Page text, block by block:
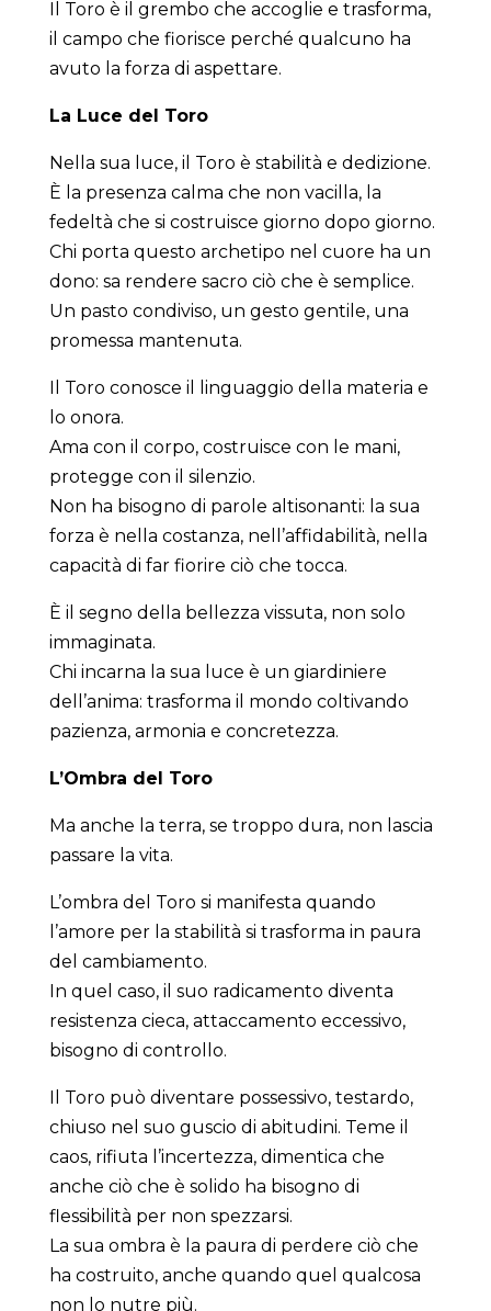
Il Toro è il grembo che accoglie e trasforma,
il campo che fiorisce perché qualcuno ha
avuto la forza di aspettare.
La Luce del Toro
Nella sua luce, il Toro è stabilità e dedizione.
È la presenza calma che non vacilla, la
fedeltà che si costruisce giorno dopo giorno.
Chi porta questo archetipo nel cuore ha un
dono: sa rendere sacro ciò che è semplice.
Un pasto condiviso, un gesto gentile, una
promessa mantenuta.
Il Toro conosce il linguaggio della materia e
lo onora.
Ama con il corpo, costruisce con le mani,
protegge con il silenzio.
Non ha bisogno di parole altisonanti: la sua
forza è nella costanza, nell’affidabilità, nella
capacità di far fiorire ciò che tocca.
È il segno della bellezza vissuta, non solo
immaginata.
Chi incarna la sua luce è un giardiniere
dell’anima: trasforma il mondo coltivando
pazienza, armonia e concretezza.
L’Ombra del Toro
Ma anche la terra, se troppo dura, non lascia
passare la vita.
L’ombra del Toro si manifesta quando
l’amore per la stabilità si trasforma in paura
del cambiamento.
In quel caso, il suo radicamento diventa
resistenza cieca, attaccamento eccessivo,
bisogno di controllo.
Il Toro può diventare possessivo, testardo,
chiuso nel suo guscio di abitudini. Teme il
caos, rifiuta l’incertezza, dimentica che
anche ciò che è solido ha bisogno di
flessibilità per non spezzarsi.
La sua ombra è la paura di perdere ciò che
ha costruito, anche quando quel qualcosa
non lo nutre più.